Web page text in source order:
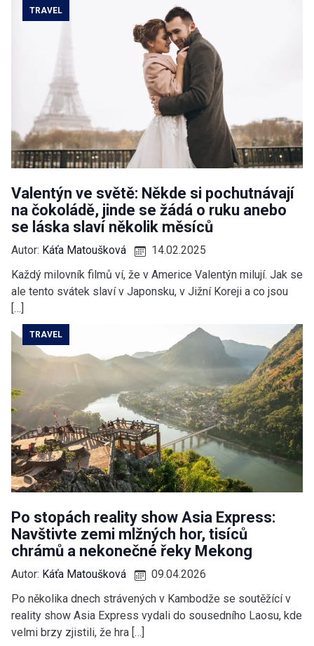
TRAVEL
Valentýn ve světě: Někde si pochutnávají
na čokoládě, jinde se žádá o ruku anebo
se láska slaví několik měsíců
Autor: Káťa Matoušková
14.02.2025
Každý milovník filmů ví, že v Americe Valentýn milují. Jak se
ale tento svátek slaví v Japonsku, v Jižní Koreji a co jsou
[…]
TRAVEL
Po stopách reality show Asia Express:
Navštivte zemi mlžných hor, tisíců
chrámů a nekonečné řeky Mekong
Autor: Káťa Matoušková
09.04.2026
Po několika dnech strávených v Kambodže se soutěžící v
reality show Asia Express vydali do sousedního Laosu, kde
velmi brzy zjistili, že hra […]